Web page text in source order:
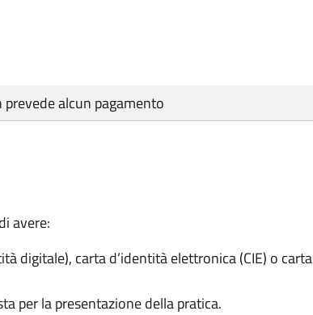
alcun pagamento
avere:
digitale), carta d’identità elettronica (CIE) o carta
per la presentazione della pratica.